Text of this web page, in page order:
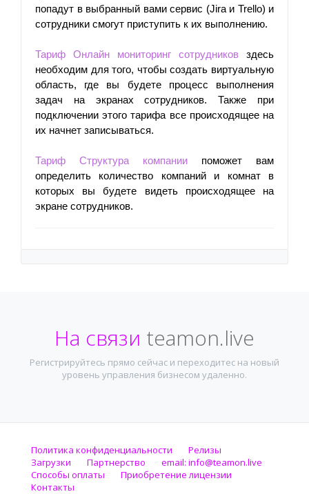
попадут в выбранный вами сервис (Jira и Trello) и
сотрудники смогут приступить к их выполнению.
Тариф Онлайн мониторинг сотрудников
здесь
необходим для того, чтобы создать виртуальную
область, где вы будете процесс выполнения
задач на экранах сотрудников. Также при
подключении этого тарифа все происходящее на
их начнет записываться.
Тариф Структура компании поможет вам
определить количество компаний и комнат в
которых вы будете видеть происходящее на
экране сотрудников.
На связи teamon.live
Регистрируйтесь прямо сейчас и переходитес на новый
уровень управления бизнесом удаленно.
Политика конфиденциальности
Релизы
Загрузки
Партнерство email: info@teamon.live
Способы оплаты
Приобретение лицензии
Контакты